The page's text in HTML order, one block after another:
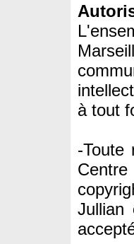
à tout
-Toute
Jullian